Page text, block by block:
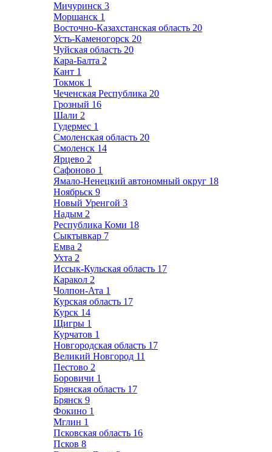
Мичуринск 3
Моршанск 1
Восточно-Казахстанская область 20
Усть-Каменогорск 20
Чуйская область 20
Кара-Балта 2
Кант 1
Токмок 1
Чеченская Республика 20
Грозный 16
Шали 2
Гудермес 1
Смоленская область 20
Смоленск 14
Ярцево 2
Сафоново 1
Ямало-Ненецкий автономный округ 18
Ноябрьск 9
Новый Уренгой 3
Надым 2
Республика Коми 18
Сыктывкар 7
Емва 2
Ухта 2
Иссык-Кульская область 17
Каракол 2
Чолпон-Ата 1
Курская область 17
Курск 14
Щигры 1
Курчатов 1
Новгородская область 17
Великий Новгород 11
Пестово 2
Боровичи 1
Брянская область 17
Брянск 9
Фокино 1
Мглин 1
Псковская область 16
Псков 8